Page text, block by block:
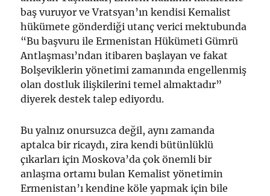
baş vuruyor ve Vratsyan’ın kendisi Kemalist
hükümete gönderdiği utanç verici mektubunda
“Bu başvuru ile Ermenistan Hükümeti Gümrü
Antlaşması’ndan itibaren başlayan ve fakat
Bolşeviklerin yönetimi zamanında engellenmiş
olan dostluk ilişkilerini temel almaktadır”
diyerek destek talep ediyordu.
Bu yalnız onursuzca değil, aynı zamanda
aptalca bir ricaydı, zira kendi bütünlüklü
çıkarları için Moskova’da çok önemli bir
anlaşma ortamı bulan Kemalist yönetimin
Ermenistan’ı kendine köle yapmak için bile